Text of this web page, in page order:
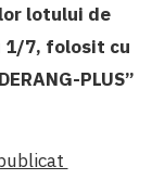
lotului de
1/7, folosit cu
PLUS”